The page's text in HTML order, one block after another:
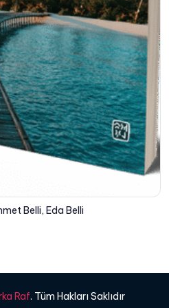
Belli, Eda Belli
Raf. Tüm Hakları Saklıdır